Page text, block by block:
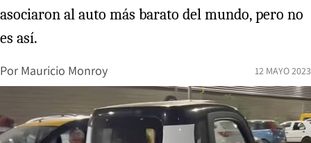
asociaron al auto más barato del mundo, pero no
es así.
Por Mauricio Monroy 12 MAYO 2023